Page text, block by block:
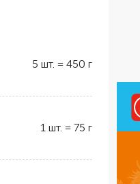
5 шт. = 450 г
1 шт. = 75 г